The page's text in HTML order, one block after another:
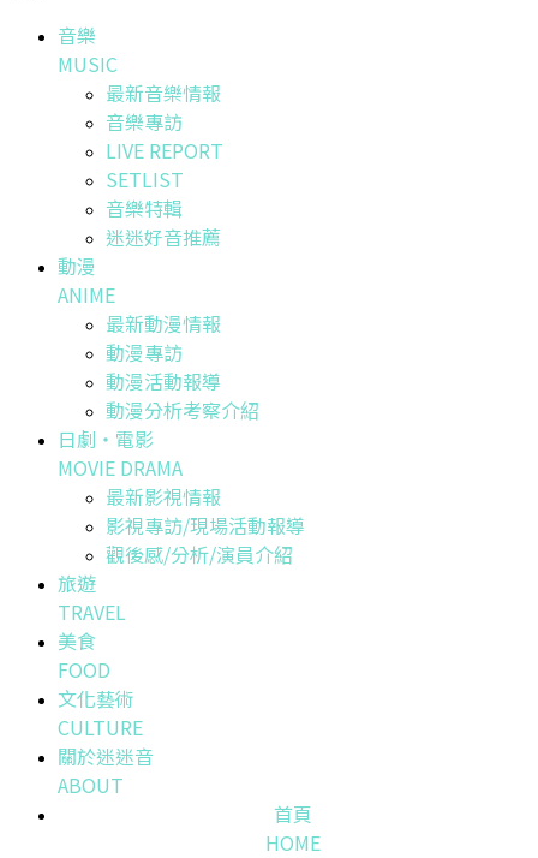
音樂
MUSIC
最新音樂情報
音樂專訪
LIVE REPORT
SETLIST
音樂特輯
迷迷好音推薦
動漫
ANIME
最新動漫情報
動漫專訪
動漫活動報導
動漫分析考察介紹
日劇・電影
MOVIE DRAMA
最新影視情報
影視專訪/現場活動報導
觀後感/分析/演員介紹
旅遊
TRAVEL
美食
FOOD
文化藝術
CULTURE
關於迷迷音
ABOUT
首頁
HOME